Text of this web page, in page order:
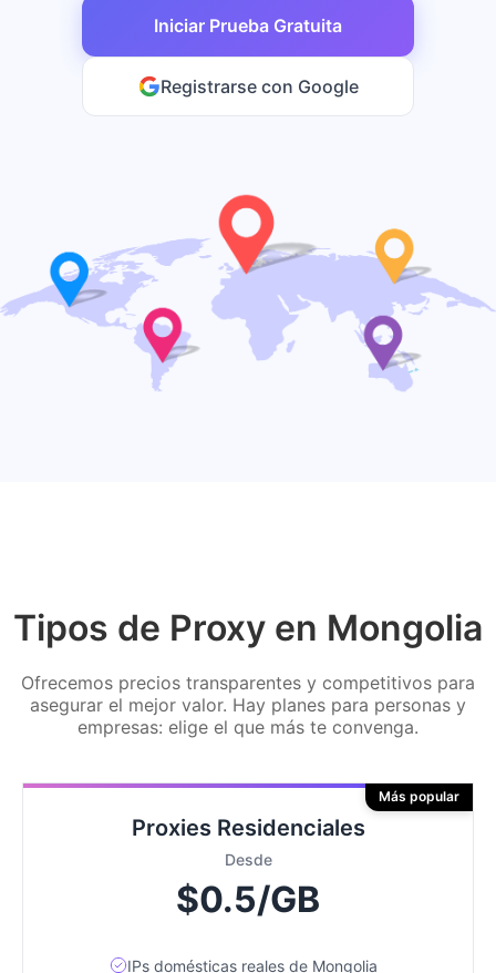
Iniciar Prueba Gratuita
Registrarse con Google
Tipos de Proxy en Mongolia
Ofrecemos precios transparentes y competitivos para
asegurar el mejor valor. Hay planes para personas y
empresas: elige el que más te convenga.
Proxies Residenciales
Desde
$0.5/GB
IPs domésticas reales de Mongolia
Más popular